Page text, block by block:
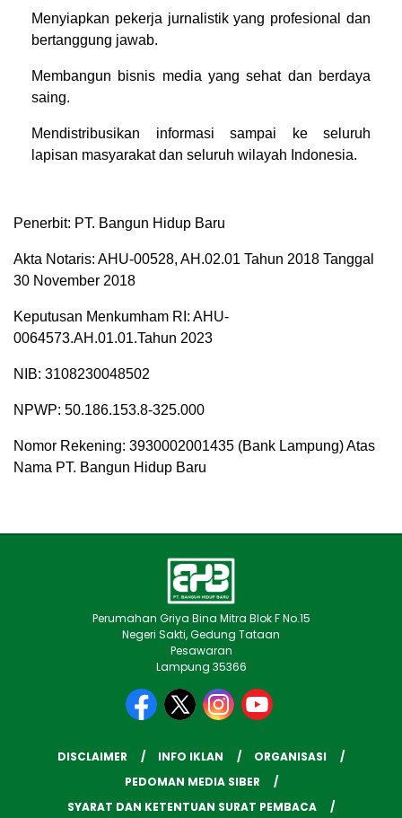
Menyiapkan pekerja jurnalistik yang profesional dan
bertanggung jawab.
Membangun bisnis media yang sehat dan berdaya
saing.
Mendistribusikan informasi sampai ke seluruh
lapisan masyarakat dan seluruh wilayah Indonesia.
Penerbit: PT. Bangun Hidup Baru
Akta Notaris: AHU-00528, AH.02.01 Tahun 2018 Tanggal
30 November 2018
Keputusan Menkumham RI: AHU-
0064573.AH.01.01.Tahun 2023
NIB: 3108230048502
NPWP: 50.186.153.8-325.000
Nomor Rekening: 3930002001435 (Bank Lampung) Atas
Nama PT. Bangun Hidup Baru
Perumahan Griya Bina Mitra Blok F No.15
Negeri Sakti, Gedung Tataan
Pesawaran
Lampung 35366
DISCLAIMER INFO IKLAN
ORGANISASI
PEDOMAN MEDIA SIBER
SYARAT DAN KETENTUAN SURAT PEMBACA